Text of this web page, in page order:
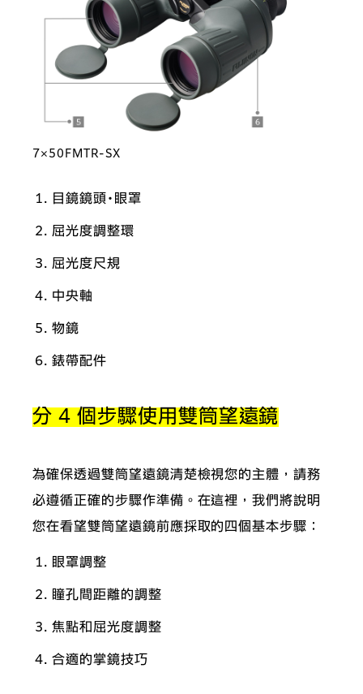
7×50FMTR-SX
目鏡鏡頭・眼罩
屈光度調整環
屈光度尺規
中央軸
物鏡
錶帶配件
分 4 個步驟使用雙筒望遠鏡
為確保透過雙筒望遠鏡清楚檢視您的主體，請務
必遵循正確的步驟作準備。在這裡，我們將說明
您在看望雙筒望遠鏡前應採取的四個基本步驟：
眼罩調整
瞳孔間距離的調整
焦點和屈光度調整
合適的掌鏡技巧